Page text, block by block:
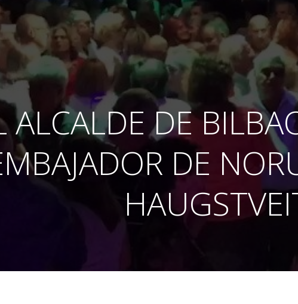
ALCALDE DE
DE